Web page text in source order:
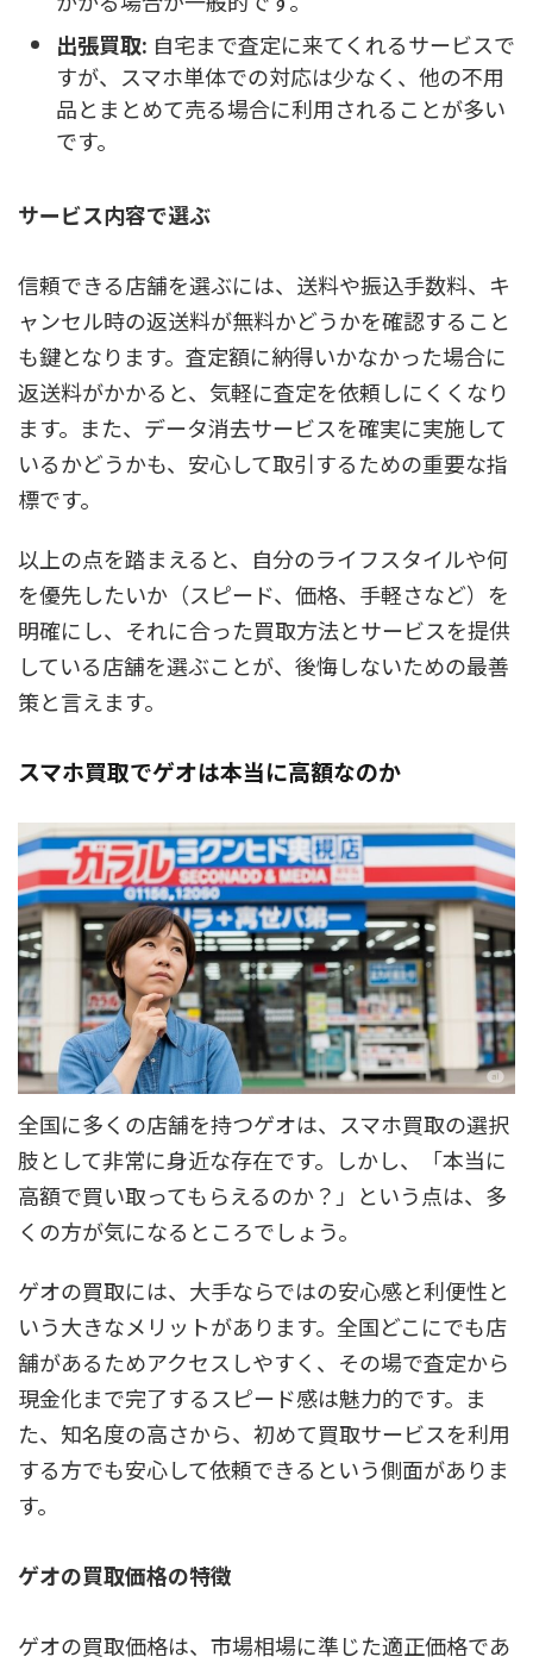
出張買取: 自宅まで査定に来てくれるサービスで
すが、スマホ単体での対応は少なく、他の不用
品とまとめて売る場合に利用されることが多い
です。
サービス内容で選ぶ
信頼できる店舗を選ぶには、送料や振込手数料、キ
ャンセル時の返送料が無料かどうかを確認すること
も鍵となります。査定額に納得いかなかった場合に
返送料がかかると、気軽に査定を依頼しにくくなり
ます。また、データ消去サービスを確実に実施して
いるかどうかも、安心して取引するための重要な指
標です。
以上の点を踏まえると、自分のライフスタイルや何
を優先したいか（スピード、価格、手軽さなど）を
明確にし、それに合った買取方法とサービスを提供
している店舗を選ぶことが、後悔しないための最善
策と言えます。
スマホ買取でゲオは本当に高額なのか
全国に多くの店舗を持つゲオは、スマホ買取の選択
肢として非常に身近な存在です。しかし、「本当に
高額で買い取ってもらえるのか？」という点は、多
くの方が気になるところでしょう。
ゲオの買取には、大手ならではの安心感と利便性と
いう大きなメリットがあります。全国どこにでも店
舗があるためアクセスしやすく、その場で査定から
現金化まで完了するスピード感は魅力的です。ま
た、知名度の高さから、初めて買取サービスを利用
する方でも安心して依頼できるという側面がありま
す。
ゲオの買取価格の特徴
ゲオの買取価格は、市場相場に準じた適正価格であ